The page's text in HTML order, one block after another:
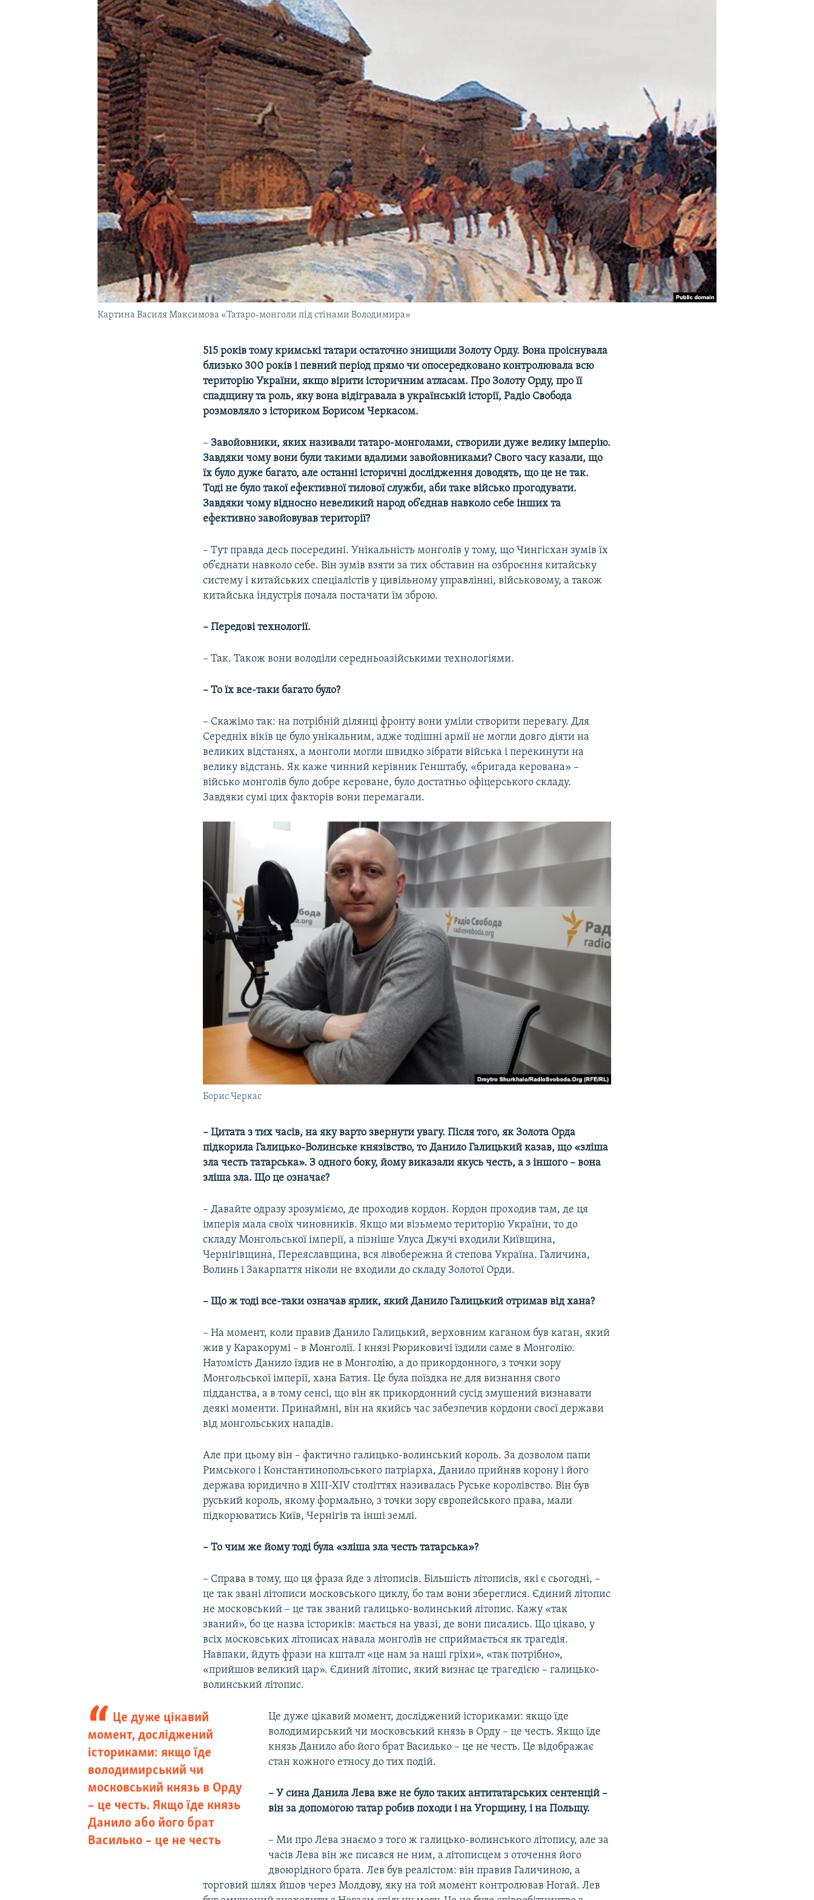
УКРАЇНСЬКА ПРОБЛЕМА КРИМУ
Картина Василя Максимова «Татаро-монголи під стінами Володимира»
515 років тому кримські татари остаточно знищили Золоту Орду. Вона проіснувала
близько 300 років і певний період прямо чи опосередковано контролювала всю
територію України, якщо вірити історичним атласам. Про Золоту Орду, про її
спадщину та роль, яку вона відігравала в українській історії, Радіо Свобода
розмовляло з істориком Борисом Черкасом.
– Завойовники, яких називали татаро-монголами, створили дуже велику імперію.
Завдяки чому вони були такими вдалими завойовниками? Свого часу казали, що
їх було дуже багато, але останні історичні дослідження доводять, що це не так.
Тоді не було такої ефективної тилової служби, аби таке військо прогодувати.
Завдяки чому відносно невеликий народ об’єднав навколо себе інших та
ефективно завойовував території?
– Тут правда десь посередині. Унікальність монголів у тому, що Чингісхан зумів їх
об’єднати навколо себе. Він зумів взяти за тих обставин на озброєння китайську
систему і китайських спеціалістів у цивільному управлінні, військовому, а також
китайська індустрія почала постачати їм зброю.
– Передові технології.
– Так. Також вони володіли середньоазійськими технологіями.
– То їх все-таки багато було?
– Скажімо так: на потрібній ділянці фронту вони уміли створити перевагу. Для
Середніх віків це було унікальним, адже тодішні армії не могли довго діяти на
великих відстанях, а монголи могли швидко зібрати війська і перекинути на
велику відстань. Як каже чинний керівник Генштабу, «бригада керована» –
військо монголів було добре кероване, було достатньо офіцерського складу.
Завдяки сумі цих факторів вони перемагали.
Борис Черкас
– Цитата з тих часів, на яку варто звернути увагу. Після того, як Золота Орда
підкорила Галицько-Волинське князівство, то Данило Галицький казав, що «зліша
зла честь татарська». З одного боку, йому виказали якусь честь, а з іншого – вона
зліша зла. Що це означає?
– Давайте одразу зрозуміємо, де проходив кордон. Кордон проходив там, де ця
імперія мала своїх чиновників. Якщо ми візьмемо територію України, то до
складу Монгольської імперії, а пізніше Улуса Джучі входили Київщина,
Чернігівщина, Переяславщина, вся лівобережна й степова Україна. Галичина,
Волинь і Закарпаття ніколи не входили до складу Золотої Орди.
– Що ж тоді все-таки означав ярлик, який Данило Галицький отримав від хана?
– На момент, коли правив Данило Галицький, верховним каганом був каган, який
жив у Каракорумі – в Монголії. І князі Рюриковичі їздили саме в Монголію.
Натомість Данило їздив не в Монголію, а до прикордонного, з точки зору
Монгольської імперії, хана Батия. Це була поїздка не для визнання свого
підданства, а в тому сенсі, що він як прикордонний сусід змушений визнавати
деякі моменти. Принаймні, він на якийсь час забезпечив кордони своєї держави
від монгольських нападів.
Але при цьому він – фактично галицько-волинський король. За дозволом папи
Римського і Константинопольського патріарха, Данило прийняв корону і його
держава юридично в XIII-XIV століттях називалась Руське королівство. Він був
руський король, якому формально, з точки зору європейського права, мали
підкорюватись Київ, Чернігів та інші землі.
– То чим же йому тоді була «зліша зла честь татарська»?
– Справа в тому, що ця фраза йде з літописів. Більшість літописів, які є сьогодні, –
це так звані літописи московського циклу, бо там вони збереглися. Єдиний літопис
не московський – це так званий галицько-волинський літопис. Кажу «так
званий», бо це назва істориків: мається на увазі, де вони писались. Що цікаво, у
всіх московських літописах навала монголів не сприймається як трагедія.
Навпаки, йдуть фрази на кшталт «це нам за наші гріхи», «так потрібно»,
«прийшов великий цар». Єдиний літопис, який визнає це трагедією – галицько-
волинський літопис.
Це дуже цікавий
момент, досліджений
істориками: якщо їде
володимирський чи
московський князь в Орду
– це честь. Якщо їде князь
Данило або його брат
Василько – це не честь
Це дуже цікавий момент, досліджений істориками: якщо їде
володимирський чи московський князь в Орду – це честь. Якщо їде
князь Данило або його брат Василько – це не честь. Це відображає
стан кожного етносу до тих подій.
–У сина Данила Лева вже не було таких антитатарських сентенцій –
він за допомогою татар робив походи і на Угорщину, і на Польщу.
– Ми про Лева знаємо з того ж галицько-волинського літопису, але за
часів Лева він же писався не ним, а літописцем з оточення його
двоюрідного брата. Лев був реалістом: він правив Галичиною, а
торговий шлях йшов через Молдову, яку на той момент контролював Ногай. Лев